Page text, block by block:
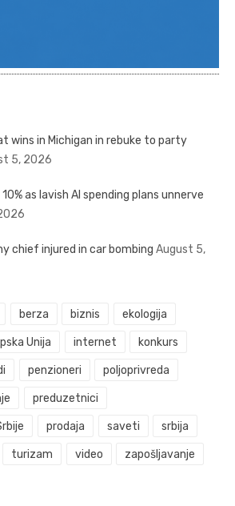
wins in Michigan in rebuke to party
5, 2026
10% as lavish AI spending plans unnerve
chief injured in car bombing August 5,
berza biznis ekologija
Unija internet konkurs
penzioneri poljoprivreda
preduzetnici
prodaja saveti srbija
turizam video zapošljavanje